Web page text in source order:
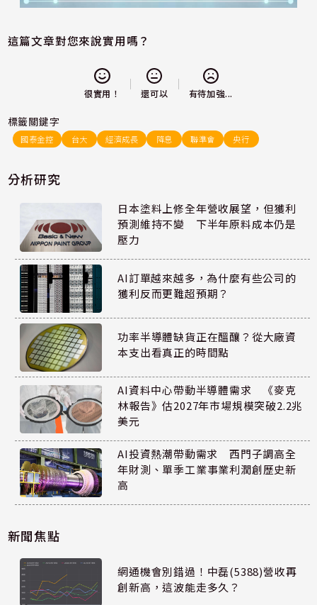
這篇文章對您來說實用嗎？
很實用！ 還可以 有待加強...
標籤關鍵字
國泰金控 台大 經濟成長 降息 聯準會 央行
分析研究
日本塗料上修全年營收展望，但獲利
預測維持不變 下半年原料成本仍是
壓力
AI訂單越來越多，為什麼有些公司的
獲利反而更難超預期？
功率半導體缺貨正在醞釀？從大廠資
本支出看真正的時間點
AI資料中心帶動半導體需求 《麥克
林報告》估2027年市場規模突破2.2兆
美元
AI投資熱潮帶動需求 西門子調高全
年財測、單季工業事業利潤創歷史新
高
新聞焦點
網通機會別錯過！中磊(5388)營收再
創新高，這波能走多久？